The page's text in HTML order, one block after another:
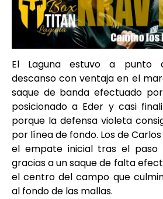
El Laguna estuvo a punto
descanso con ventaja en el
saque de banda efectuado
posicionado a Eder y casi
porque la defensa violeta
por línea de fondo. Los de
el empate inicial tras el paso
gracias a un saque de falta
el centro del campo que
al fondo de las mallas.